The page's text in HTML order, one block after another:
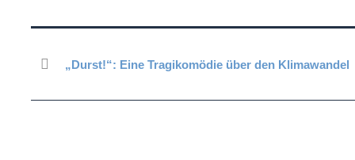
„Durst!“: Eine Tragikomödie über den Klimawandel